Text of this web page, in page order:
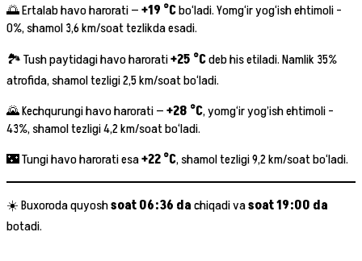
🌅 Ertalab havo harorati —+19 °Cbo‘ladi. Yomg‘ir yog‘ish ehtimoli –
0%, shamol 3,6 km/soat tezlikda esadi.
🏞 Tush paytidagi havo harorati+25 °Cdeb his etiladi. Namlik 35%
atrofida, shamol tezligi 2,5 km/soat bo‘ladi.
🌄 Kechqurungi havo harorati —+28 °C, yomg‘ir yog’ish ehtimoli –
43%, shamol tezligi 4,2 km/soat bo‘ladi.
🌃 Tungi havo harorati esa+22 °C, shamol tezligi 9,2 km/soat bo‘ladi.
☀️ Buxoroda quyoshsoat 06:36 dachiqadi vasoat 19:00 da
botadi.